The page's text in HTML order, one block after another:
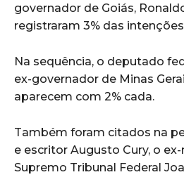
governador de Goiás,
registraram 3% das
Na sequência, o deputado
ex-governador de Minas
aparecem com 2% cada.
Também foram citados na
e escritor Augusto Cury, o
Supremo Tribunal Federal